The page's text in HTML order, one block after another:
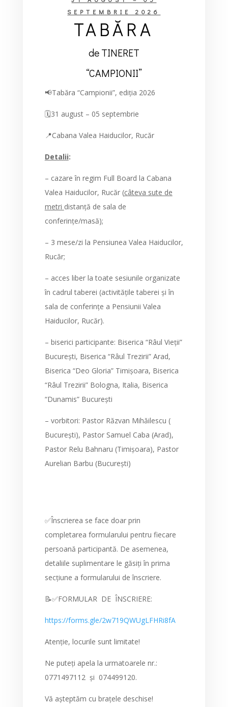
SEPTEMBRIE 2026
TABĂRA
de TINERET
“CAMPIONII”
📢Tabăra “Campionii”, ediția 2026
🗓️31 august – 05 septembrie
📍Cabana Valea Haiducilor, Rucăr
Detalii:
– cazare în regim Full Board la Cabana
Valea Haiducilor, Rucăr (câteva sute de
metri distanță de sala de
conferințe/masă);
– 3 mese/zi la Pensiunea Valea Haiducilor,
Rucăr;
– acces liber la toate sesiunile organizate
în cadrul taberei (activitățile taberei și în
sala de conferințe a Pensiunii Valea
Haiducilor, Rucăr).
– biserici participante: Biserica “Râul Vieții”
București, Biserica “Râul Trezirii” Arad,
Biserica “Deo Gloria” Timișoara, Biserica
“Râul Trezirii” Bologna, Italia, Biserica
“Dunamis” București
– vorbitori: Pastor Răzvan Mihăilescu (
București), Pastor Samuel Caba (Arad),
Pastor Relu Bahnaru (Timișoara), Pastor
Aurelian Barbu (București)
✅Înscrierea se face doar prin
completarea formularului pentru fiecare
persoană participantă. De asemenea,
detaliile suplimentare le găsiți în prima
secțiune a formularului de înscriere.
📝✅FORMULAR DE ÎNSCRIERE:
https://forms.gle/2w719QWUgLFHRi8fA
Atenție, locurile sunt limitate!
Ne puteți apela la urmatoarele nr.:
0771497112 și 074499120.
Vă așteptăm cu brațele deschise!